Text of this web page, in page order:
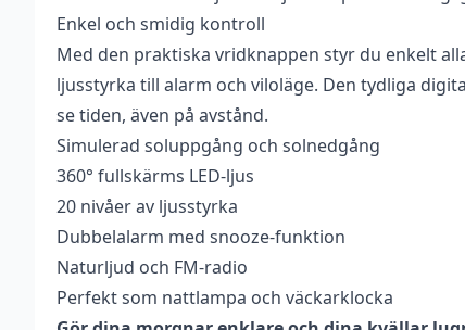
Enkel och smidig kontroll
Med den praktiska vridknappen styr du enkelt
ljusstyrka till alarm och viloläge. Den tydliga
se tiden, även på avstånd.
Simulerad soluppgång och solnedgång
360° fullskärms LED-ljus
20 nivåer av ljusstyrka
Dubbelalarm med snooze-funktion
Naturljud och FM-radio
Perfekt som nattlampa och väckarklocka